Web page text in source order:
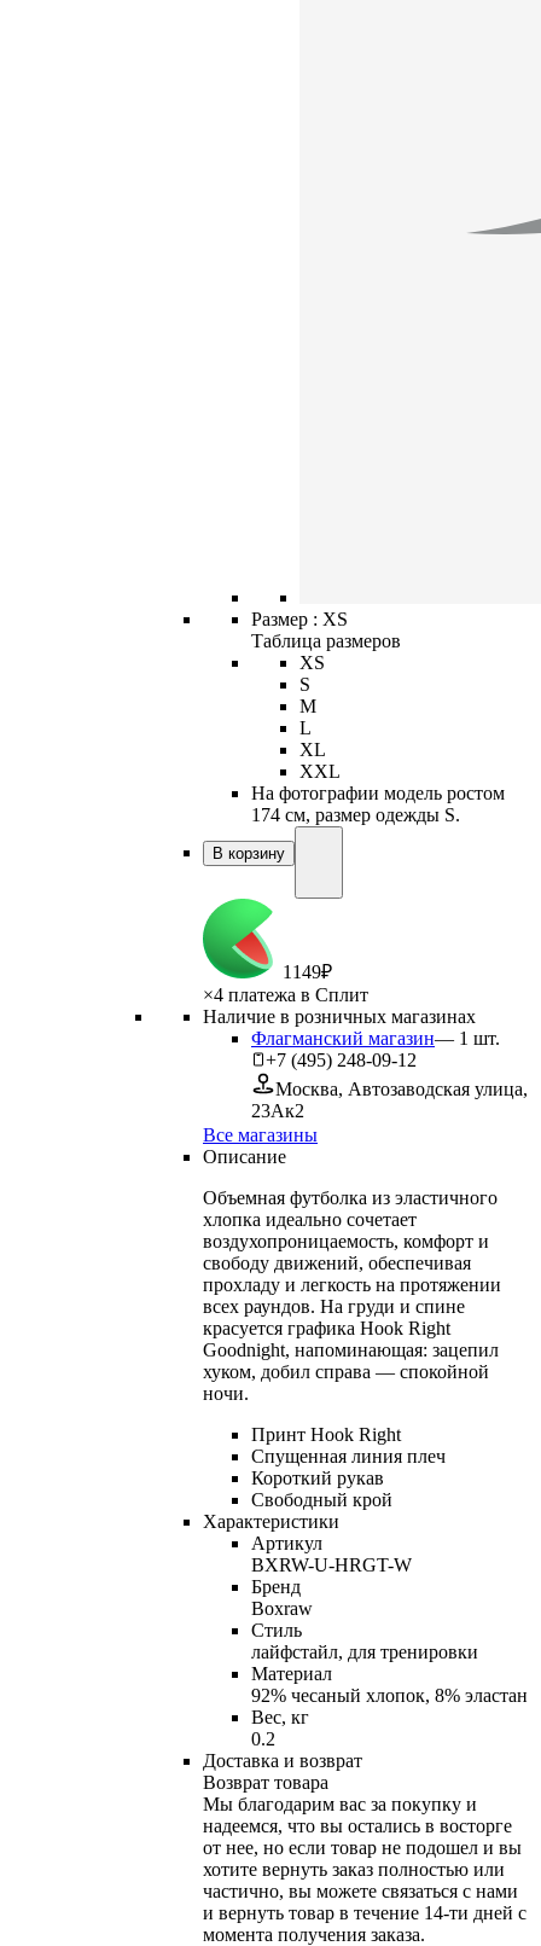
Размер : XS
Таблица размеров
XS
S
M
L
XL
XXL
На фотографии модель ростом
174 см, размер одежды S.
В корзину
1 149₽
×4 платежа в Сплит
Наличие в розничных магазинах
Флагманский магазин— 1 шт.
+7 (495) 248-09-12
Москва, Автозаводская улица,
23Ак2
Все магазины
Описание
Объемная футболка из эластичного
хлопка идеально сочетает
воздухопроницаемость, комфорт и
свободу движений, обеспечивая
прохладу и легкость на протяжении
всех раундов. На груди и спине
красуется графика Hook Right
Goodnight, напоминающая: зацепил
хуком, добил справа — спокойной
ночи.
Принт Hook Right
Спущенная линия плеч
Короткий рукав
Свободный крой
Характеристики
Артикул
BXRW-U-HRGT-W
Бренд
Boxraw
Стиль
лайфстайл, для тренировки
Материал
92% чесаный хлопок, 8% эластан
Вес, кг
0.2
Доставка и возврат
Возврат товара
Мы благодарим вас за покупку и
надеемся, что вы остались в восторге
от нее, но если товар не подошел и вы
хотите вернуть заказ полностью или
частично, вы можете связаться с нами
и вернуть товар в течение 14-ти дней с
момента получения заказа.